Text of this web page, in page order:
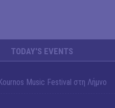
TODAY'S EVENTS
Music Festival στη Λήμνο